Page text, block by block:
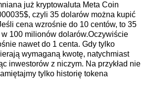
już kryptowaluta Meta Coin
czyli 35 dolarów można kupić
cena wzrośnie do 10 centów, to 35
100 milionów dolarów.Oczywiście
nawet do 1 centa. Gdy tylko
wymaganą kwotę, natychmiast
inwestorów z niczym. Na przykład nie
tylko historię tokena